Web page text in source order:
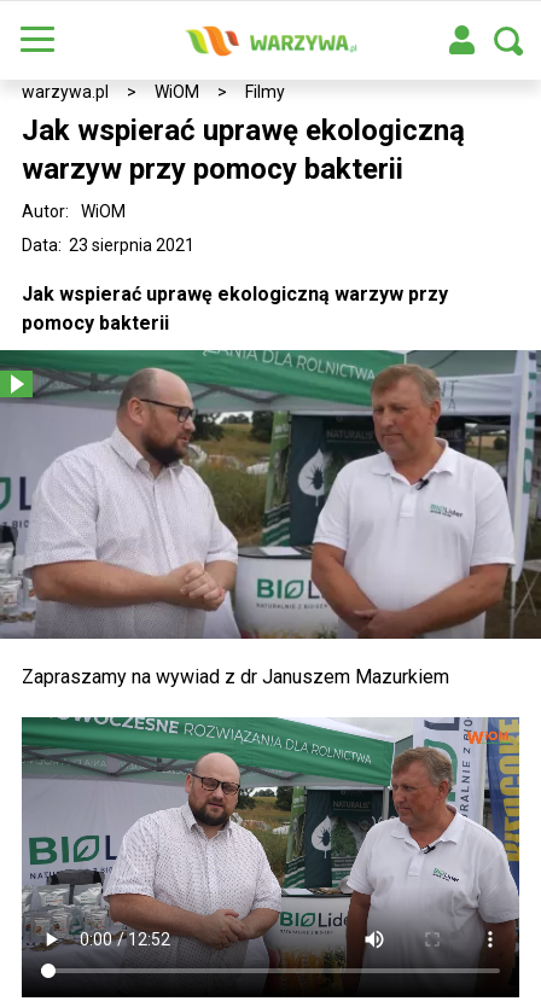
warzywa.pl > WiOM > Filmy
Jak wspierać uprawę ekologiczną
warzyw przy pomocy bakterii
Data: 23 sierpnia 2021
Autor: WiOM
Jak wspierać uprawę ekologiczną warzyw przy
pomocy bakterii
Zapraszamy na wywiad z dr Januszem Mazurkiem